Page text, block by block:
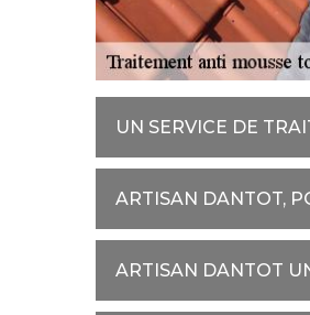
UN SERVICE DE
ARTISAN DANTOT,
ARTISAN DANTOT